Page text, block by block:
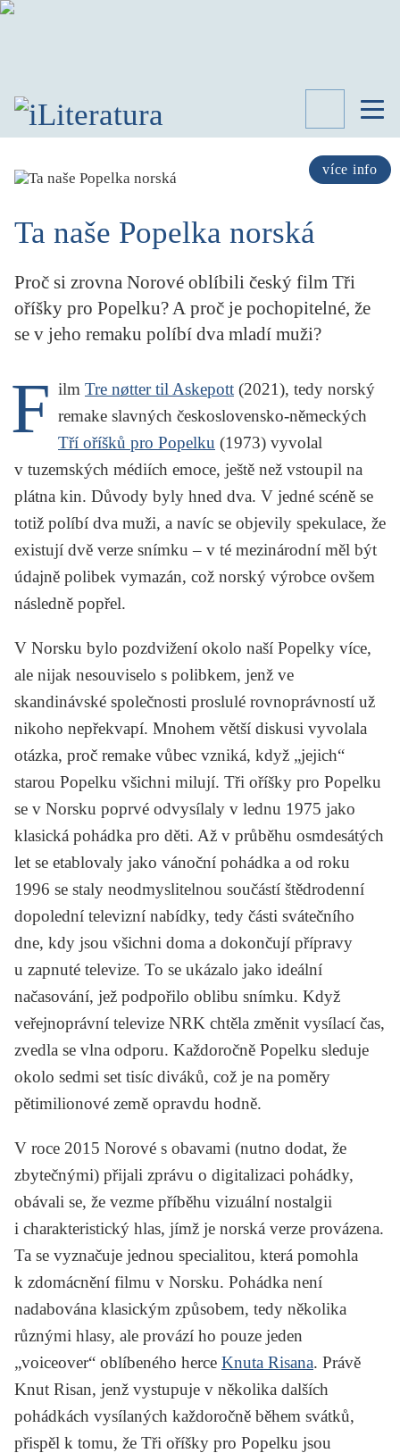
více info
LITERATURY
KATEGORIE
PŘEHLED
STUDIE
KRITIKA PŘEKLADU
UKÁZKA
SLOUPEK
ILIGLOSA
Ta naše Popelka norská
Proč si zrovna Norové oblíbili český film Tři
oříšky pro Popelku? A proč je pochopitelné, že
se v jeho remaku políbí dva mladí muži?
F ilm Tre nøtter til Askepott (2021), tedy norský
remake slavných československo-německých
Tří oříšků pro Popelku (1973) vyvolal
v tuzemských médiích emoce, ještě než vstoupil na
plátna kin. Důvody byly hned dva. V jedné scéně se
totiž políbí dva muži, a navíc se objevily spekulace, že
existují dvě verze snímku – v té mezinárodní měl být
údajně polibek vymazán, což norský výrobce ovšem
následně popřel.
V Norsku bylo pozdvižení okolo naší Popelky více,
ale nijak nesouviselo s polibkem, jenž ve
skandinávské společnosti proslulé rovnoprávností už
nikoho nepřekvapí. Mnohem větší diskusi vyvolala
otázka, proč remake vůbec vzniká, když „jejich“
starou Popelku všichni milují. Tři oříšky pro Popelku
se v Norsku poprvé odvysílaly v lednu 1975 jako
klasická pohádka pro děti. Až v průběhu osmdesátých
let se etablovaly jako vánoční pohádka a od roku
1996 se staly neodmyslitelnou součástí štědrodenní
dopolední televizní nabídky, tedy části svátečního
dne, kdy jsou všichni doma a dokončují přípravy
u zapnuté televize. To se ukázalo jako ideální
načasování, jež podpořilo oblibu snímku. Když
veřejnoprávní televize NRK chtěla změnit vysílací čas,
zvedla se vlna odporu. Každoročně Popelku sleduje
okolo sedmi set tisíc diváků, což je na poměry
pětimilionové země opravdu hodně.
V roce 2015 Norové s obavami (nutno dodat, že
zbytečnými) přijali zprávu o digitalizaci pohádky,
obávali se, že vezme příběhu vizuální nostalgii
i charakteristický hlas, jímž je norská verze provázena.
Ta se vyznačuje jednou specialitou, která pomohla
k zdomácnění filmu v Norsku. Pohádka není
nadabována klasickým způsobem, tedy několika
různými hlasy, ale provází ho pouze jeden
„voiceover“ oblíbeného herce Knuta Risana. Právě
Knut Risan, jenž vystupuje v několika dalších
pohádkách vysílaných každoročně během svátků,
přispěl k tomu, že Tři oříšky pro Popelku jsou